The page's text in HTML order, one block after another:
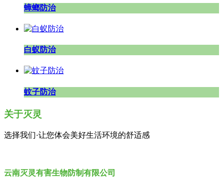
蟑螂防治
白蚁防治
蚊子防治
关于灭灵
选择我们·让您体会美好生活环境的舒适感
云南灭灵有害生物防制有限公司